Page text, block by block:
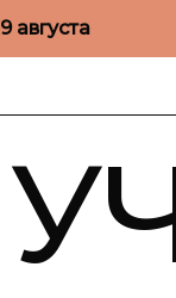
августа